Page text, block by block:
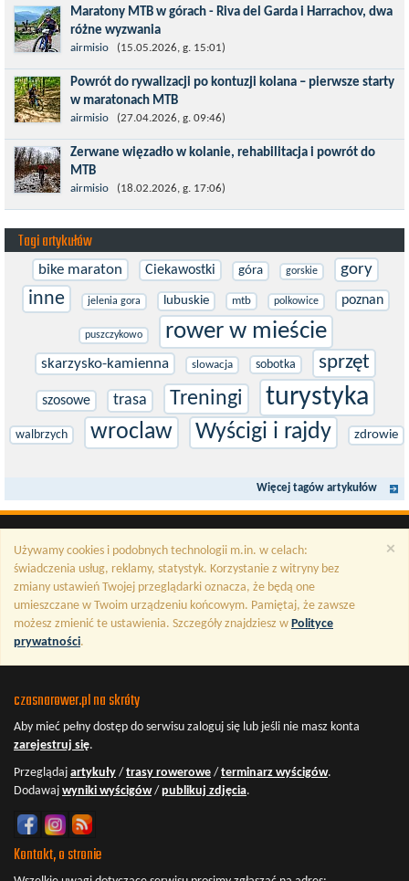
maratonie MTB w Dolomitach...
Maratony MTB w górach - Riva del Garda i Harrachov, dwa
różne wyzwania
Maj to idealny czas, by z płaskich i szybkich wyścigów przejść do
znacznie bardziej ambitnych wyzwań, jakimi są górskie wyścigi
MTB....
airmisio (15.05.2026, g. 15:01)
Powrót do rywalizacji po kontuzji kolana – pierwsze starty
w maratonach MTB
Prawdziwym testem po kontuzji kolana i uszkodzeniu więzadeł
jest powrót do sportowej rywalizacji. Podczas zawodów znikają
bariery,...
airmisio (27.04.2026, g. 09:46)
Zerwane więzadło w kolanie, rehabilitacja i powrót do
MTB
W sporcie nie ma kalkulacji, niezależnie od stopnia
zaawansowania. Trenujesz, startujesz w zawodach i chcesz po
prostu oddać się grze, dać z siebie...
airmisio (18.02.2026, g. 17:06)
Tagi artykułów
bike maraton Ciekawostki góra gorskie gory
inne jelenia gora lubuskie mtb polkowice poznan
puszczykowo rower w mieście
skarzysko-kamienna slowacja sobotka sprzęt
szosowe trasa Treningi turystyka
walbrzych wroclaw Wyścigi i rajdy zdrowie
Więcej tagów artykułów
×
Używamy cookies i podobnych technologii m.in. w celach:
świadczenia usług, reklamy, statystyk. Korzystanie z witryny bez
zmiany ustawień Twojej przeglądarki oznacza, że będą one
umieszczane w Twoim urządzeniu końcowym. Pamiętaj, że zawsze
możesz zmienić te ustawienia. Szczegóły znajdziesz w Polityce
prywatności.
czasnarower.pl na skróty
Aby mieć pełny dostęp do serwisu zaloguj się lub jeśli nie masz konta
zarejestruj się.
Przeglądaj artykuły / trasy rowerowe / terminarz wyścigów.
Dodawaj wyniki wyścigów/ publikuj zdjęcia.
Kontakt, o stronie